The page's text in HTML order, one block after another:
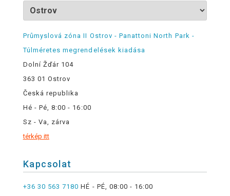
Průmyslová zóna II Ostrov - Panattoni North Park -
Túlméretes megrendelések kiadása
Dolní Žďár 104
363 01 Ostrov
Česká republika
Hé - Pé, 8:00 - 16:00
Sz - Va, zárva
térkép itt
Kapcsolat
+36 30 563 7180 HÉ - PÉ, 08:00 - 16:00